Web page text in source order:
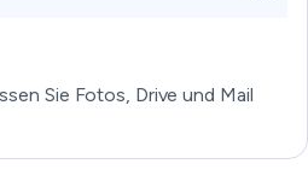
Sie Fotos, Drive und Mail